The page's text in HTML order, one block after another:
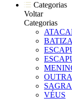
Categorias
Voltar
Categorias
VÉUS